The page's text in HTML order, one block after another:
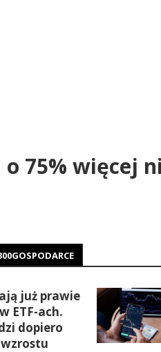
75% więcej
już prawie
ETF-ach.
dopiero